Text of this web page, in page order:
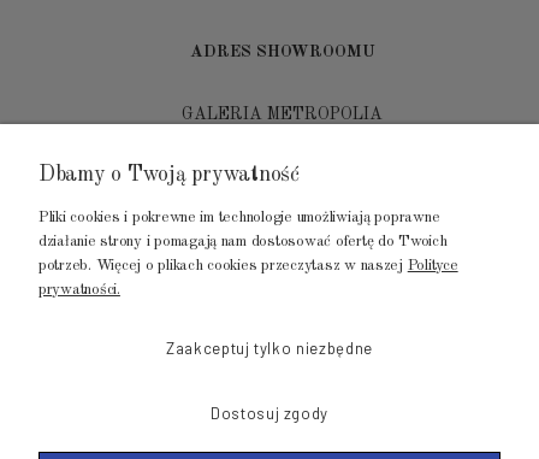
ADRES SHOWROOMU
GALERIA METROPOLIA
80-452 Gdańsk
tel.: 502 104 104
mail: biuro@luksusowysen.pl
Dbamy o Twoją prywatność
Pliki cookies i pokrewne im technologie umożliwiają poprawne
działanie strony i pomagają nam dostosować ofertę do Twoich
potrzeb. Więcej o plikach cookies przeczytasz w naszej Polityce
prywatności.
Zaakceptuj tylko niezbędne
Dostosuj zgody